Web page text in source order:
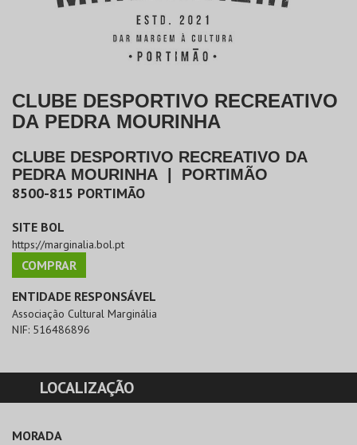
CLUBE DESPORTIVO RECREATIVO
DA PEDRA MOURINHA
CLUBE DESPORTIVO RECREATIVO DA
PEDRA MOURINHA
PORTIMÃO
8500-815 PORTIMÃO
SITE BOL
https://marginalia.bol.pt
COMPRAR
ENTIDADE RESPONSÁVEL
Associação Cultural Marginália
NIF: 516486896
LOCALIZAÇÃO
MORADA